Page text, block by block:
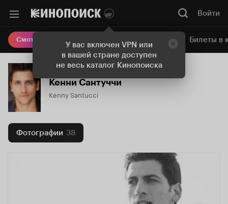
У вас включен VPN или
в вашей стране доступен
не весь каталог Кинопоиска
Войти
Смотреть кино Онлайн-кинотеатр Билеты в
Кенни Сантуччи
Kenny Santucci
Фотографии 38